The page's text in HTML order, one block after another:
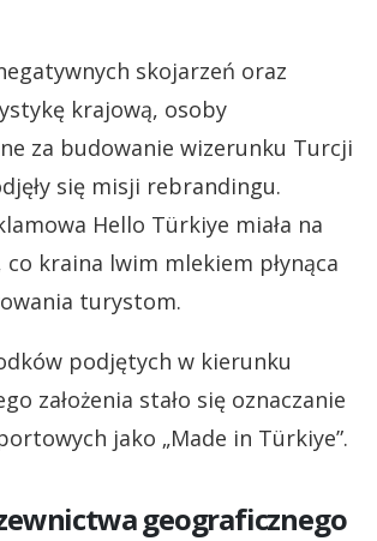
skojarzeń oraz
krajową, osoby
za budowanie wizerunku Turcji
się misji rebrandingu.
Hello Türkiye miała na
co kraina lwim mlekiem płynąca
turystom.
podjętych w kierunku
założenia stało się oznaczanie
jako „Made in Türkiye”.
geograficznego